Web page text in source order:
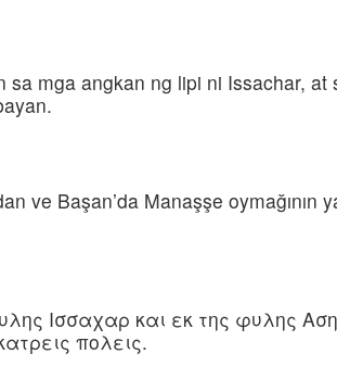
mga angkan ng lipi ni Issachar, at
ve Başan’da Manaşşe oymağının
Ισσαχαρ και εκ της φυλης
πολεις.